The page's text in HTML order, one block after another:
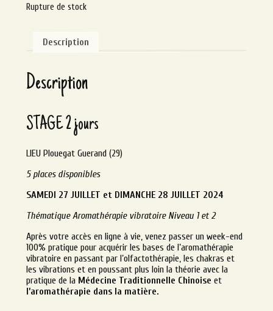
Rupture de stock
Description
Description
STAGE 2 jours
LIEU Plouegat Guerand (29)
5 places disponibles
SAMEDI 27 JUILLET et DIMANCHE 28 JUILLET 2024
Thématique Aromathérapie vibratoire Niveau 1 et 2
Après votre accès en ligne à vie, venez passer un week-end
100% pratique pour acquérir les bases de l’aromathérapie
vibratoire en passant par l’olfactothérapie, les chakras et
les vibrations et en poussant plus loin la théorie avec la
pratique de laMédecine Traditionnelle Chinoise et
l’aromathérapie dans la matière.